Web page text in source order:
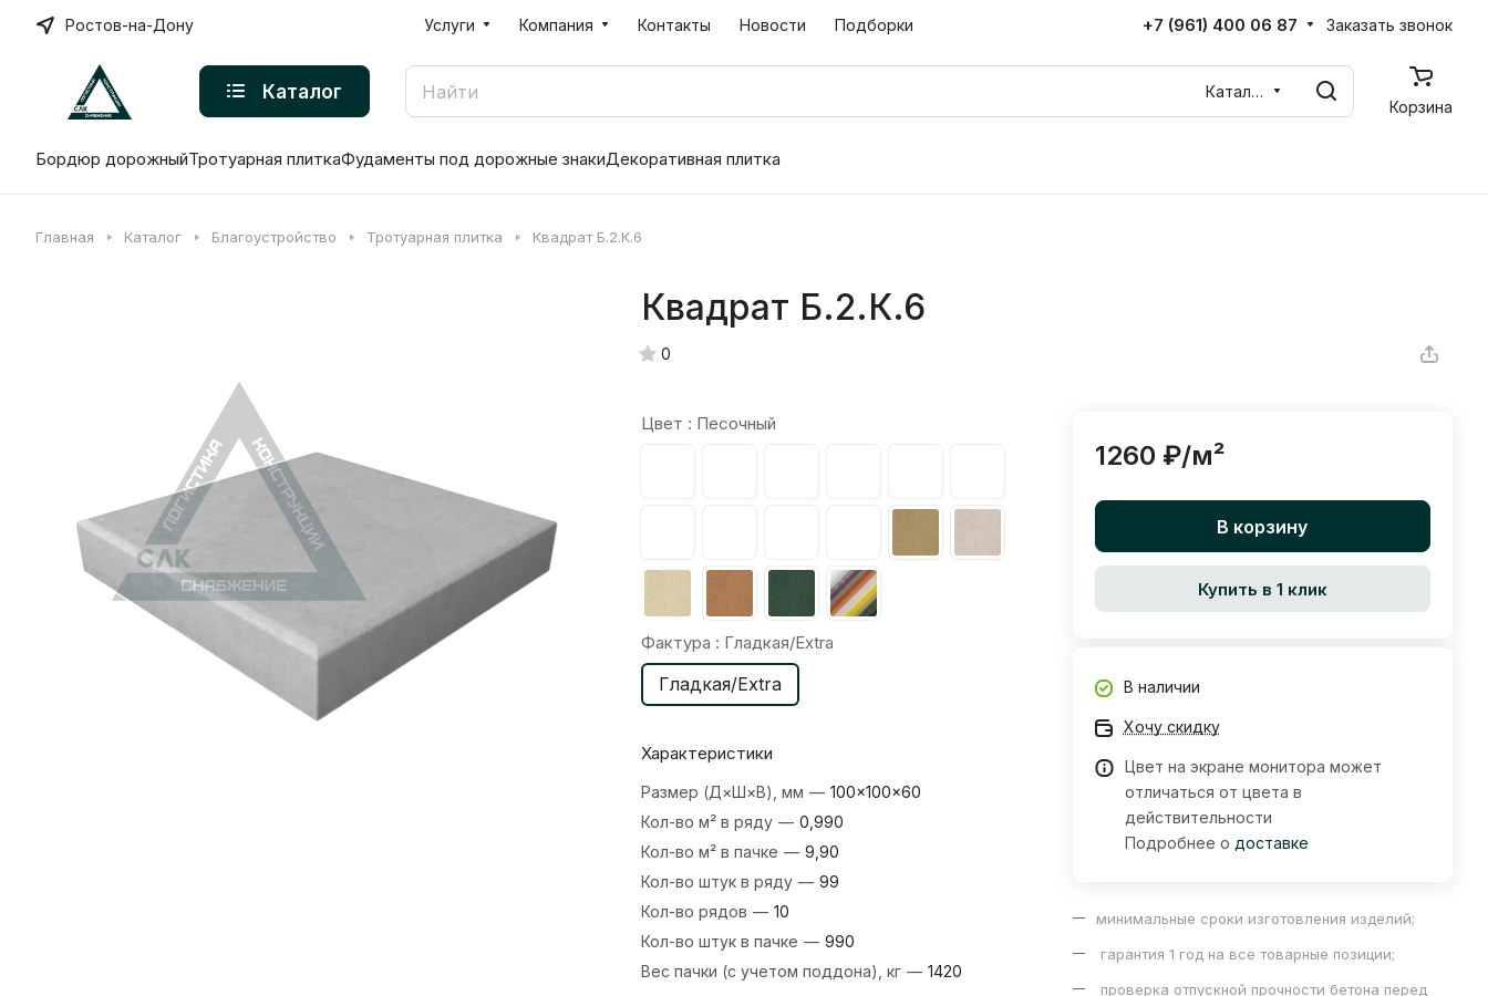
Ростов-на-Дону Услуги Компания Контакты Новости Подборки +7 (961) 400 06 87 Заказать звонок
Каталог
Каталог
Корзина
Бордюр дорожныйТротуарная плиткаФудаменты под дорожные знакиДекоративная плитка
Главная Каталог Благоустройство Тротуарная плитка Квадрат Б.2.К.6
Квадрат Б.2.К.6
0
Цвет : Песочный
Фактура : Гладкая/Extra
Гладкая/Extra
Характеристики
Размер (Д×Ш×В), мм — 100×100×60
Кол-во м² в ряду — 0,990
Кол-во м² в пачке — 9,90
Кол-во штук в ряду — 99
Кол-во рядов — 10
Кол-во штук в пачке — 990
Вес пачки (с учетом поддона), кг — 1420
1260 ₽/м²
В корзину
Купить в 1 клик
В наличии
Хочу скидку
Цвет на экране монитора может
отличаться от цвета в
действительности
Подробнее о доставке
минимальные сроки изготовления изделий;
гарантия 1 год на все товарные позиции;
проверка отпускной прочности бетона перед